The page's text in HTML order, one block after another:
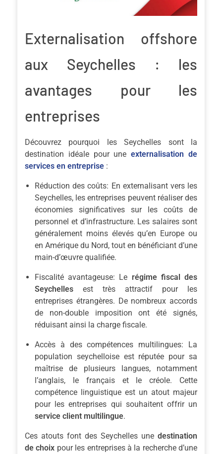
Externalisation offshore
aux Seychelles : les
avantages pour les
entreprises
Découvrez pourquoi les Seychelles sont la
destination idéale pour uneexternalisation de
services en entreprise :
Réduction des coûts: En externalisant vers les
Seychelles, les entreprises peuvent réaliser des
économies significatives sur les coûts de
personnel et d’infrastructure. Les salaires sont
généralement moins élevés qu’en Europe ou
en Amérique du Nord, tout en bénéficiant d’une
main-d’œuvre qualifiée.
Fiscalité avantageuse: Le régime fiscal des
Seychelles est très attractif pour les
entreprises étrangères. De nombreux accords
de non-double imposition ont été signés,
réduisant ainsi la charge fiscale.
Accès à des compétences multilingues: La
population seychelloise est réputée pour sa
maîtrise de plusieurs langues, notamment
l’anglais, le français et le créole. Cette
compétence linguistique est un atout majeur
pour les entreprises qui souhaitent offrir un
service client multilingue.
Ces atouts font des Seychelles une destination
de choix pour les entreprises à la recherche d’une